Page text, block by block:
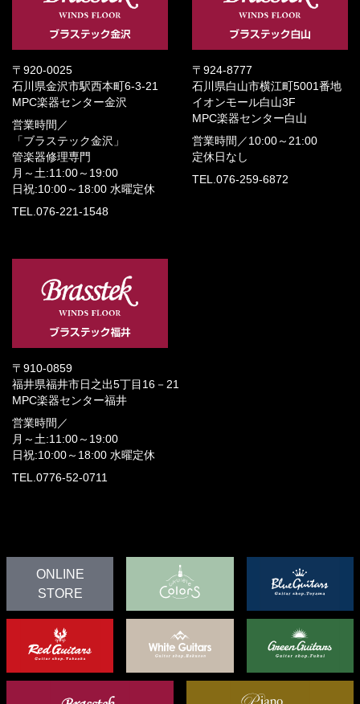
〒920-0025
石川県金沢市駅西本町6-3-21
MPC楽器センター金沢
営業時間／
「ブラステック金沢」
管楽器修理専門
月～土:11:00～19:00
日祝:10:00～18:00 水曜定休
TEL.076-221-1548
〒924-8777
石川県白山市横江町5001番地
イオンモール白山3F
MPC楽器センター白山
営業時間／ 10:00～21:00
定休日なし
TEL.076-259-6872
〒910-0859
福井県福井市日之出5丁目16－21
MPC楽器センター福井
営業時間／
月～土:11:00～19:00
日祝:10:00～18:00 水曜定休
TEL.0776-52-0711
ONLINE
STORE